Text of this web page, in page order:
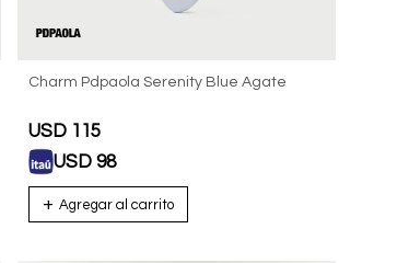
Charm Pdpaola Serenity Blue Agate
USD 115
USD 98